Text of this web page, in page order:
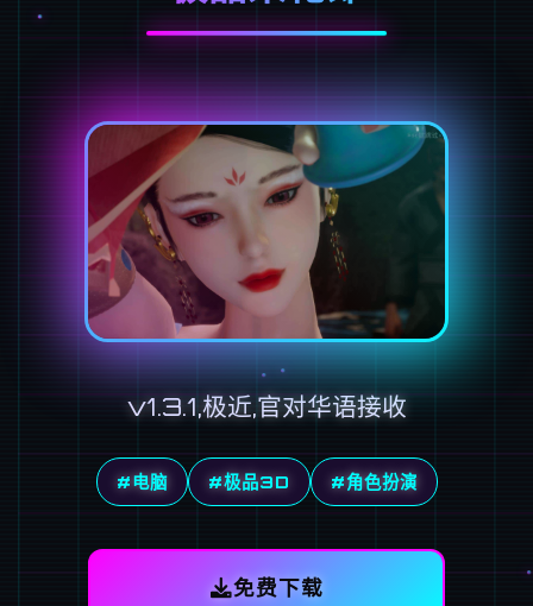
v1.3.1,极近,官对华语接收
#电脑 #极品3D #角色扮演
免费下载